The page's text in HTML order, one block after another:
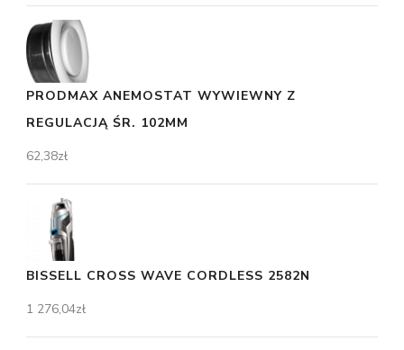
PRODMAX ANEMOSTAT WYWIEWNY Z
REGULACJĄ ŚR. 102MM
62,38zł
BISSELL CROSS WAVE CORDLESS 2582N
1 276,04zł